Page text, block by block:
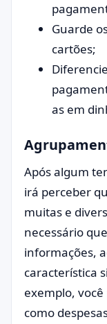
Guarde
cartões;
as em
Após algum
irá perceber
muitas e
necessário
informações,
característica
exemplo,
como